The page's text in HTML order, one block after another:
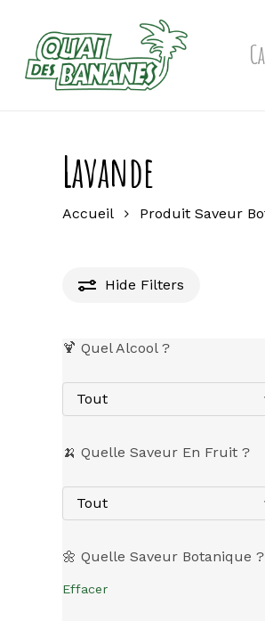
content
Lavande
Accueil Produit Saveur
Hide Filters
🍹 Quel Alcool ?
Tout
🍌 Quelle Saveur En Fruit ?
Tout
🌼 Quelle Saveur Botanique ?
Effacer